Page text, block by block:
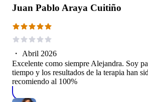
Juan Pablo Araya Cuitiño
・ Abril 2026
Excelente como siempre Alejandra. Soy
tiempo y los resultados de la terapia han
recomiendo al 100%